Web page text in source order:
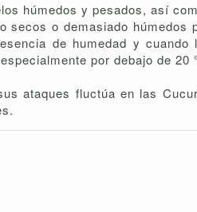
húmedos y pesados, así
secos o demasiado
de humedad y
por debajo de 20
ataques fluctúa en las